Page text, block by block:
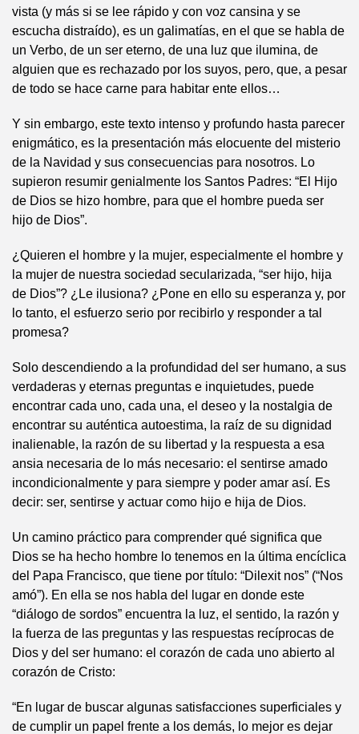
vista (y más si se lee rápido y con voz cansina y se
escucha distraído), es un galimatías, en el que se habla de
un Verbo, de un ser eterno, de una luz que ilumina, de
alguien que es rechazado por los suyos, pero, que, a pesar
de todo se hace carne para habitar ente ellos…
Y sin embargo, este texto intenso y profundo hasta parecer
enigmático, es la presentación más elocuente del misterio
de la Navidad y sus consecuencias para nosotros. Lo
supieron resumir genialmente los Santos Padres: “El Hijo
de Dios se hizo hombre, para que el hombre pueda ser
hijo de Dios”.
¿Quieren el hombre y la mujer, especialmente el hombre y
la mujer de nuestra sociedad secularizada, “ser hijo, hija
de Dios”? ¿Le ilusiona? ¿Pone en ello su esperanza y, por
lo tanto, el esfuerzo serio por recibirlo y responder a tal
promesa?
Solo descendiendo a la profundidad del ser humano, a sus
verdaderas y eternas preguntas e inquietudes, puede
encontrar cada uno, cada una, el deseo y la nostalgia de
encontrar su auténtica autoestima, la raíz de su dignidad
inalienable, la razón de su libertad y la respuesta a esa
ansia necesaria de lo más necesario: el sentirse amado
incondicionalmente y para siempre y poder amar así. Es
decir: ser, sentirse y actuar como hijo e hija de Dios.
Un camino práctico para comprender qué significa que
Dios se ha hecho hombre lo tenemos en la última encíclica
del Papa Francisco, que tiene por título: “Dilexit nos” (“Nos
amó”). En ella se nos habla del lugar en donde este
“diálogo de sordos” encuentra la luz, el sentido, la razón y
la fuerza de las preguntas y las respuestas recíprocas de
Dios y del ser humano: el corazón de cada uno abierto al
corazón de Cristo:
“En lugar de buscar algunas satisfacciones superficiales y
de cumplir un papel frente a los demás, lo mejor es dejar